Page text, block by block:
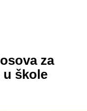
za
u škole